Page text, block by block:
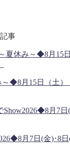
事
◆8月15日（土）
月7日(金)･8